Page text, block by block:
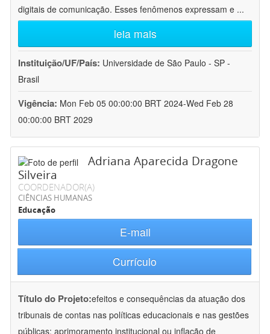
digitais de comunicação. Esses fenômenos expressam e ...
leia mais
Instituição/UF/País: Universidade de São Paulo - SP -
Brasil
Vigência: Mon Feb 05 00:00:00 BRT 2024-Wed Feb 28
00:00:00 BRT 2029
Adriana Aparecida Dragone
Silveira
COORDENADOR(A)
CIÊNCIAS HUMANAS
Educação
E-mail
Currículo
Título do Projeto:efeitos e consequências da atuação dos
tribunais de contas nas políticas educacionais e nas gestões
públicas: aprimoramento institucional ou inflação de